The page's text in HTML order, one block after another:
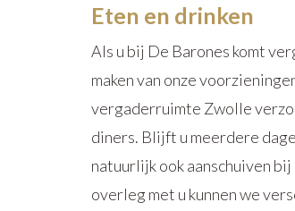
Eten en drinken
Als u bij De Barones komt
maken van onze
vergaderruimte Zwolle
diners. Blijft u meerdere
natuurlijk ook aanschuiven
overleg met u kunnen we